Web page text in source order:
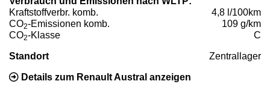
Kraftstoffverbr. komb.
4,8 l/100km
CO2-Emissionen komb.
109 g/km
CO2-Klasse C
Standort Zentrallager
Details zum Renault Austral anzeigen